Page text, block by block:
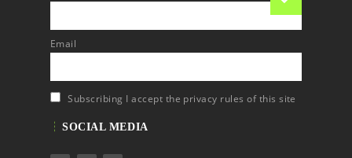
Email
Subscribing I accept the privacy rules of this site
SOCIAL MEDIA